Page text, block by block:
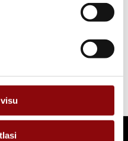
servisa pakalpojums 24/7.